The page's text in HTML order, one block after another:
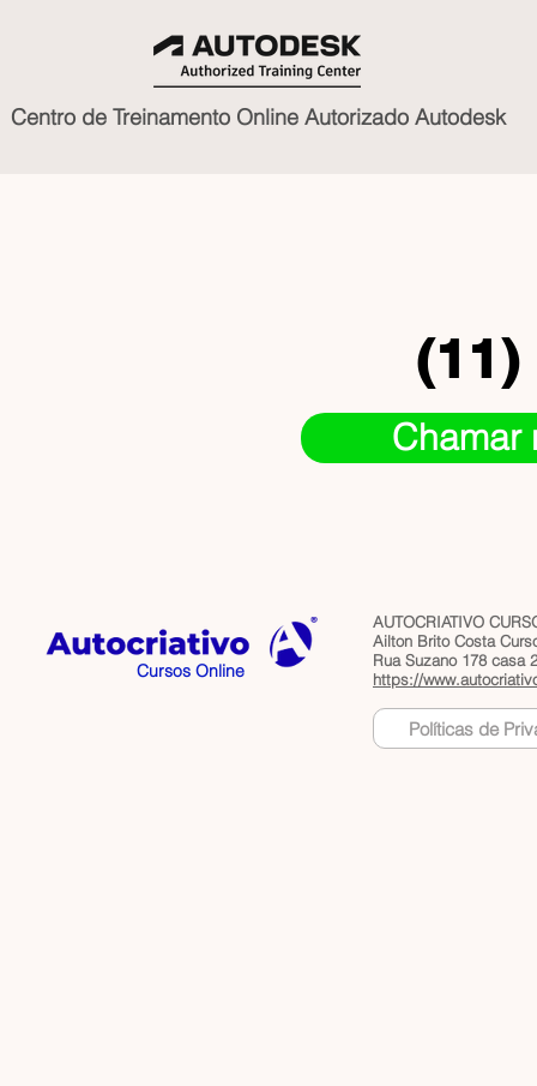
Centro de Treinamento Online Autorizado Autodesk
(11)
Cursos Online
AUTOCRIATIVO
Ailton Brito Costa
Rua Suzano 178 casa
https://
Políticas de